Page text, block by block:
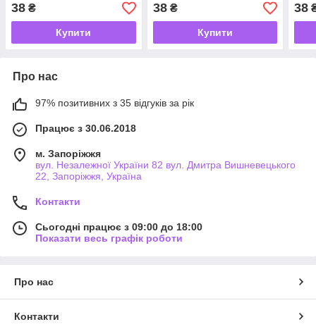
38 ₴
Купити
38₴
Купити
38
Про нас
97% позитивних з 35 відгуків за рік
Працює з 30.06.2018
м. Запоріжжя
вул. Незалежної України 82 вул. Дмитра Вишневецького
22, Запоріжжя, Україна
Контакти
Сьогодні працює з 09:00 до 18:00
Показати весь графік роботи
Про нас
Контакти